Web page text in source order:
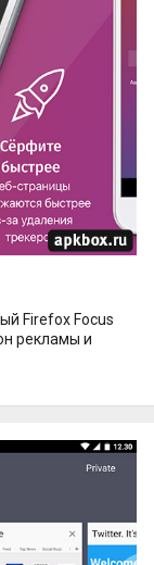
Firefox Focus
рекламы и